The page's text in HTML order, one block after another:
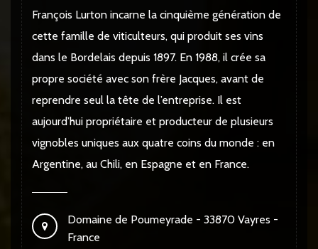
François Lurton incarne la cinquième génération de
cette famille de viticulteurs, qui produit ses vins
dans le Bordelais depuis 1897. En 1988, il crée sa
propre société avec son frère Jacques, avant de
reprendre seul la tête de l’entreprise. Il est
aujourd’hui propriétaire et producteur de plusieurs
vignobles uniques aux quatre coins du monde : en
Argentine, au Chili, en Espagne et en France.
Domaine de Poumeyrade - 33870 Vayres -
France